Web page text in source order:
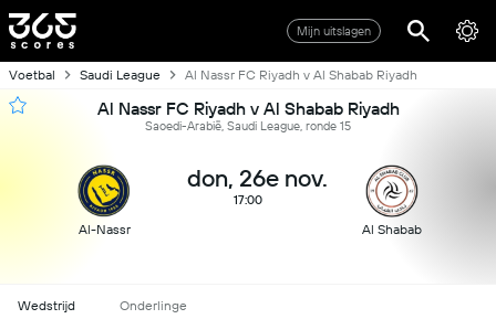
Mijn uitslagen
Voetbal Saudi League Al Nassr FC Riyadh v Al Shabab Riyadh
Al Nassr FC Riyadh v Al Shabab Riyadh
Saoedi-Arabië, Saudi League, ronde 15
Al-Nassr
don, 26e nov.
17:00
Al Shabab
Wedstrijd Onderlinge